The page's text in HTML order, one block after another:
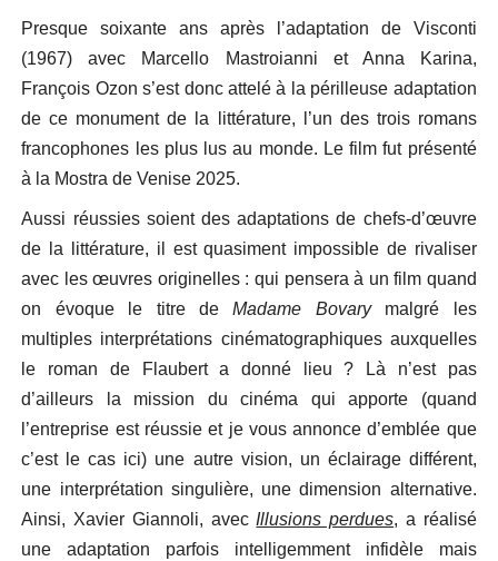
Presque soixante ans après l’adaptation de Visconti
(1967) avec Marcello Mastroianni et Anna Karina,
François Ozon s’est donc attelé à la périlleuse adaptation
de ce monument de la littérature, l’un des trois romans
francophones les plus lus au monde. Le film fut présenté
à la Mostra de Venise 2025.
Aussi réussies soient des adaptations de chefs-d’œuvre
de la littérature, il est quasiment impossible de rivaliser
avec les œuvres originelles : qui pensera à un film quand
on évoque le titre deMadame Bovary malgré les
multiples interprétations cinématographiques auxquelles
le roman de Flaubert a donné lieu ? Là n’est pas
d’ailleurs la mission du cinéma qui apporte (quand
l’entreprise est réussie et je vous annonce d’emblée que
c’est le cas ici) une autre vision, un éclairage différent,
une interprétation singulière, une dimension alternative.
Ainsi, Xavier Giannoli, avec Illusions perdues, a réalisé
une adaptation parfois intelligemment infidèle mais